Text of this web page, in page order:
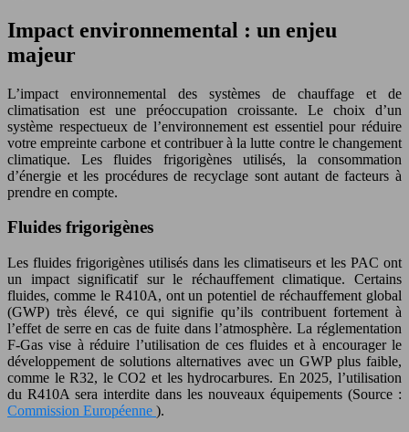
Impact environnemental : un enjeu
majeur
L’impact environnemental des systèmes de chauffage et de
climatisation est une préoccupation croissante. Le choix d’un
système respectueux de l’environnement est essentiel pour réduire
votre empreinte carbone et contribuer à la lutte contre le changement
climatique. Les fluides frigorigènes utilisés, la consommation
d’énergie et les procédures de recyclage sont autant de facteurs à
prendre en compte.
Fluides frigorigènes
Les fluides frigorigènes utilisés dans les climatiseurs et les PAC ont
un impact significatif sur le réchauffement climatique. Certains
fluides, comme le R410A, ont un potentiel de réchauffement global
(GWP) très élevé, ce qui signifie qu’ils contribuent fortement à
l’effet de serre en cas de fuite dans l’atmosphère. La réglementation
F-Gas vise à réduire l’utilisation de ces fluides et à encourager le
développement de solutions alternatives avec un GWP plus faible,
comme le R32, le CO2 et les hydrocarbures. En 2025, l’utilisation
du R410A sera interdite dans les nouveaux équipements (Source :
Commission Européenne ).